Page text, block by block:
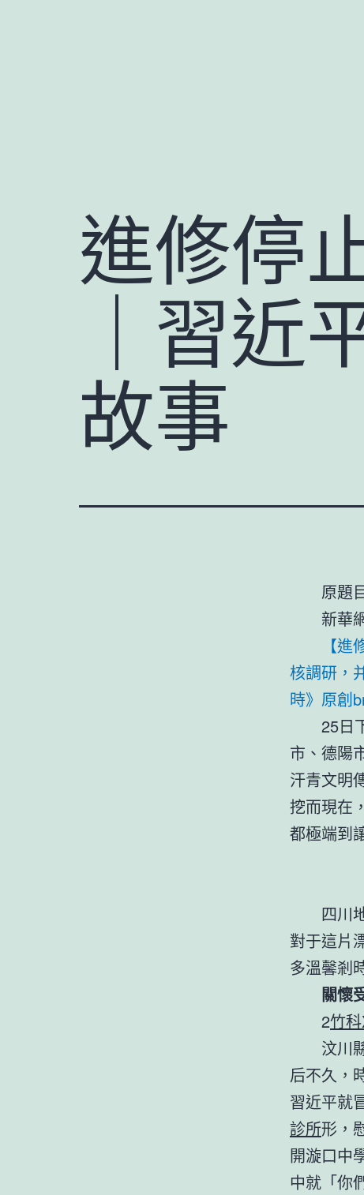
進修停
｜習近
故事
原題
新華
【
核調研，
時》原創
25日
市、德陽
汗青文明
挖而現在
都極端到
四川
對于這片
多溫馨剎
關懷
2竹
汶川
后不久，
習近平就
診所形，
開漩口中
中就「你